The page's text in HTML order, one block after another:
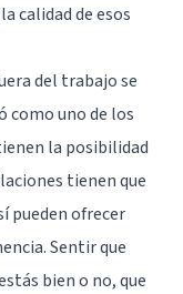
calidad de esos
del trabajo se
como uno de los
la posibilidad
tienen que
pueden ofrecer
Sentir que
bien o no, que